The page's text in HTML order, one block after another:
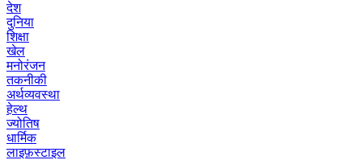
देश
दुनिया
शिक्षा
खेल
मनोरंजन
तकनीकी
अर्थव्यवस्था
हेल्थ
ज्योतिष
धार्मिक
लाइफ़स्टाइल